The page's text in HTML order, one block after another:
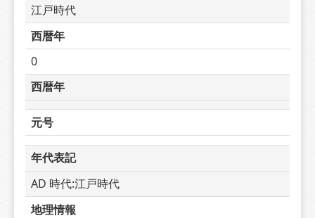
江戸時代
西暦年
0
西暦年
元号
年代表記
AD 時代:江戸時代
地理情報